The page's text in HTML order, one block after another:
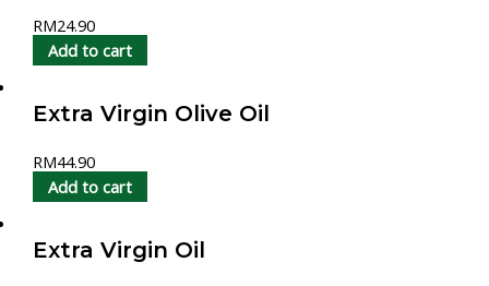
RM24.90
Add to cart
Extra Virgin Olive Oil
RM44.90
Add to cart
Extra Virgin Oil